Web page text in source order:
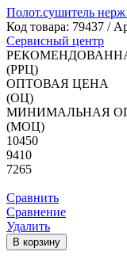
Полот.сушитель
Код товара: 79437 /
Сервисный центр
(РРЦ)
ОПТОВАЯ ЦЕНА
(ОЦ)
МИНИМАЛЬНАЯ
(МОЦ)
10450
9410
7265
Сравнить
Сравнение
Удалить
В корзину